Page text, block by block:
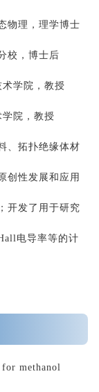
物理，理学博士
校，博士后
术学院，教授
院，教授
、拓扑绝缘体材
创性发展和应用
开发了用于研究
电导率等的计
methanol